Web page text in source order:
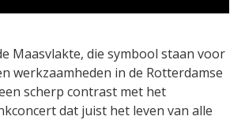
Maasvlakte, die symbool staan voor
werkzaamheden in de Rotterdamse
scherp contrast met het
dat juist het leven van alle